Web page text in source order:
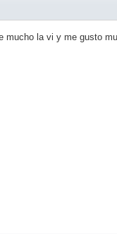
mucho la vi y me gusto